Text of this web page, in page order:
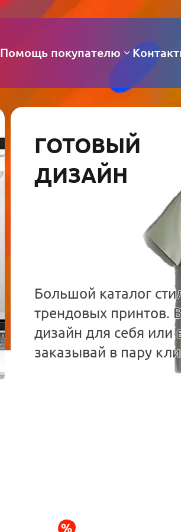
Помощь покупателю
ГОТОВЫЙ
ДИЗАЙН
Большой каталог
трендовых принтов.
дизайн для себя или
заказывай в пару